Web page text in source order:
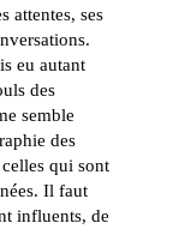
attentes, ses
eu autant
des
semble
des
qui sont
Il faut
influents, de